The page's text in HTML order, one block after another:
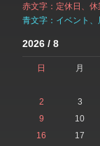
赤文字：定休日、休
青文字：イベント
2026 / 8
日 月
2
3
9
10
16
17